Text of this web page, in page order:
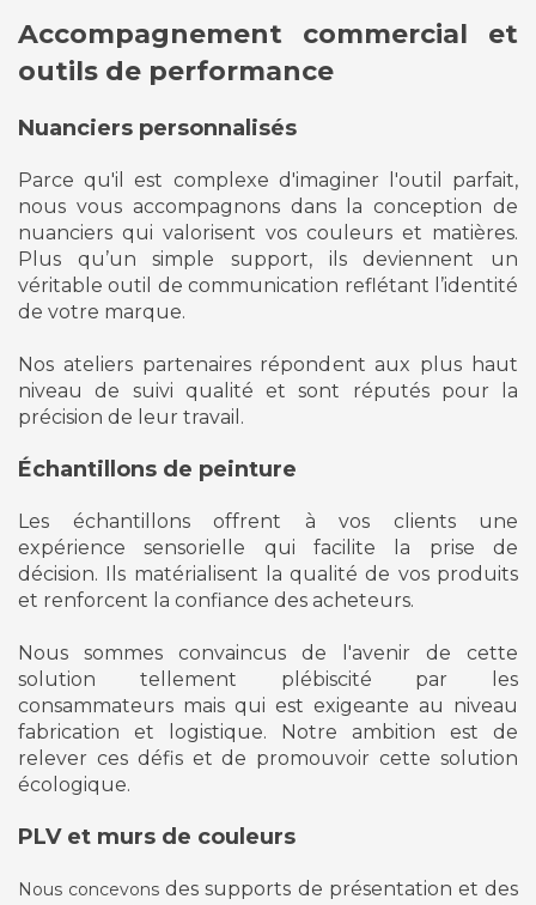
Accompagnement commercial et
outils de performance
Nuanciers personnalisés
Parce qu'il est complexe d'imaginer l'outil parfait,
nous vous accompagnons dans la conception de
nuanciers qui valorisent vos couleurs et matières.
Plus qu’un simple support, ils deviennent un
véritable outil de communication reflétant l’identité
de votre marque.
Nos ateliers partenaires répondent aux plus haut
niveau de suivi qualité et sont réputés pour la
précision de leur travail.
Échantillons de peinture
Les échantillons offrent à vos clients une
expérience sensorielle qui facilite la prise de
décision. Ils matérialisent la qualité de vos produits
et renforcent la confiance des acheteurs.
Nous sommes convaincus de l'avenir de cette
solution tellement plébiscité par les
consammateurs mais qui est exigeante au niveau
fabrication et logistique. Notre ambition est de
relever ces défis et de promouvoir cette solution
écologique.
PLV et murs de couleurs
Nous concevonsdes supports de présentation et des